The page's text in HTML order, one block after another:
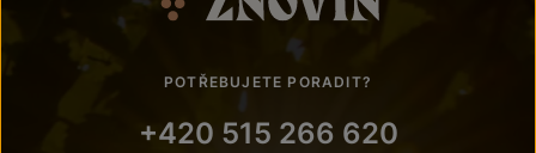
POTŘEBUJETE PORADIT?
+420 515 266 620